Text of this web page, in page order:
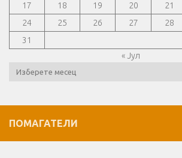
17
18 19 20 21
24
25 26 27 28
31
« Јул
Архиви
ПОМАГАТЕЛИ